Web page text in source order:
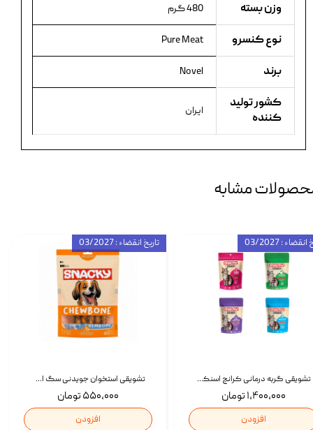
وزن بسته 480 گرم
نوع کنسرو Pure Meat
برند Novel
کشور تولید
کننده
ایران
مشابه
تشویقی استخوان جویدنی سگ اسنکی کرانچی با طعم مرغ Snacky Crunchy Munchy وزن 100 گرم
۵۵۰,۰۰۰ تومان
افزودن
تاریخ انقضاء : 03/2027
تشویقی گربه درمانی کرانچ اسنکی با طعم میکس Snacky Crunch Cat Treats وزن 60 گرم بسته 4 عددی
۱,۴۰۰,۰۰۰ تومان
افزودن
: 03/2027